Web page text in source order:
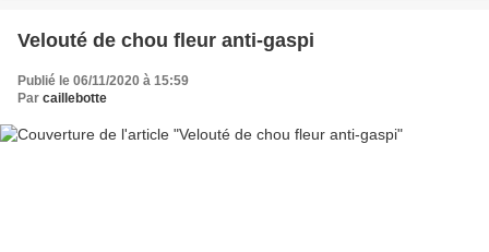
Velouté de chou fleur anti-gaspi
Publié le 06/11/2020 à 15:59
Par caillebotte